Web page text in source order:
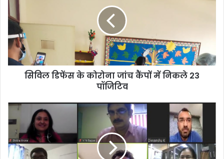
सिविल डिफेंस के कोरोना जांच कैंपों में निकले 23
पॉजिटिव